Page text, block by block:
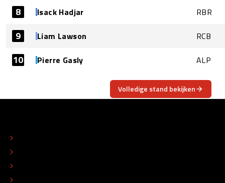
8 Isack Hadjar RBR
9 Liam Lawson RCB
10 Pierre Gasly ALP
Volledige stand bekijken